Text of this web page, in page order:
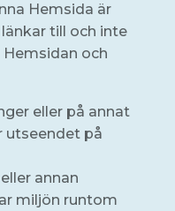
Hemsida är
till och inte
och
eller på annat
utseendet på
annan
miljön runtom